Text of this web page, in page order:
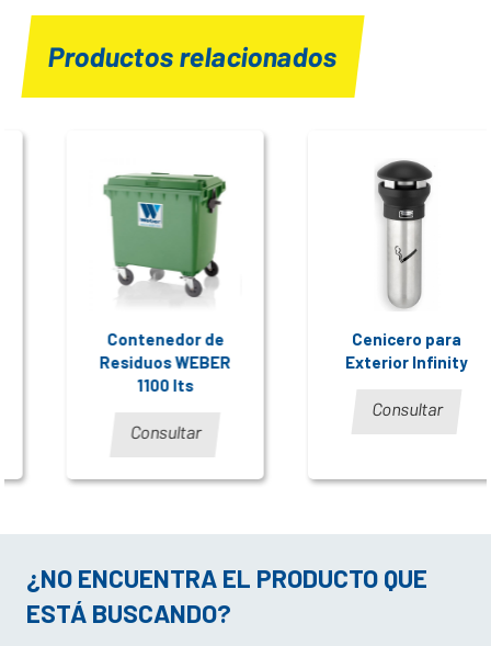
Productos relacionados
Contenedor de
Residuos WEBER
1100 lts
Consultar
Cenicero para
Exterior Infinity
Consultar
¿NO ENCUENTRA EL PRODUCTO QUE
ESTÁ BUSCANDO?